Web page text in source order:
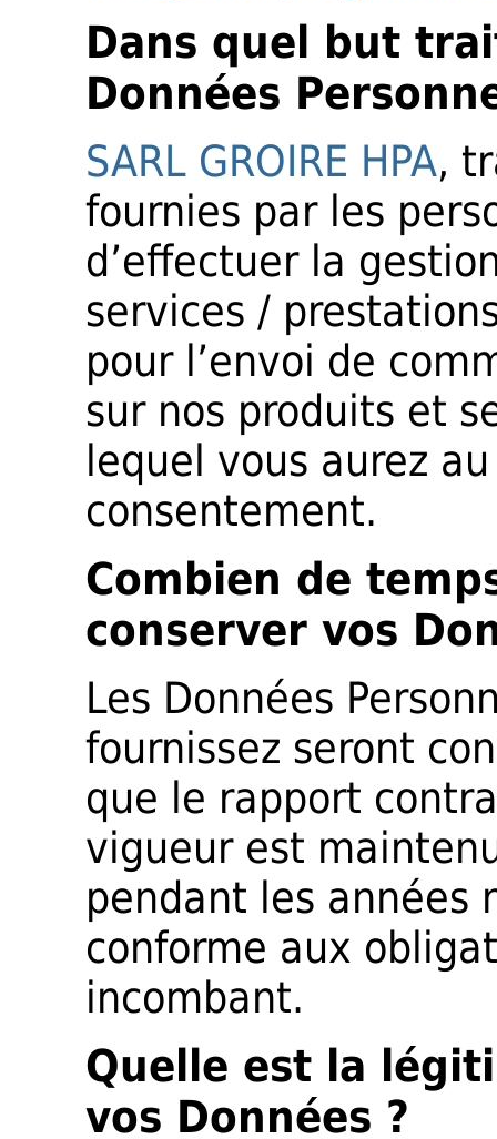
Dans quel but
Données
SARL GROIRE HPA,
fournies par les
d’effectuer la
services /
pour l’envoi de
sur nos produits et
lequel vous aurez
consentement.
Combien de
conserver vos
Les Données
fournissez seront
que le rapport
vigueur est
pendant les années
conforme aux
incombant.
Quelle est la
vos Données ?